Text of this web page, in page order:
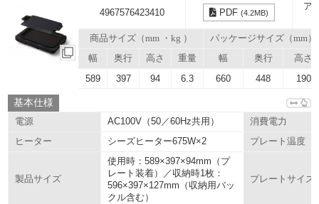
4967576423410 PDF(4.2MB)
ア
商品サイズ（mm ・kg ）
パッケージサイズ（mm）
幅
奥行 高さ 重量 幅 奥行 高さ
589 397 94 6.3 660 448 190
基本仕様
電源 AC100V（50／60Hz共用）
消費電力
ヒーター
シーズヒーター675W×2 プレート温度
製品サイズ
使用時：589×397×94mm（プ
レート装着）／収納時1枚：
596×397×127mm（収納用バッ
クル含む）
プレートサイズ